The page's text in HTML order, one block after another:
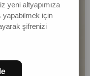
yeni altyapımıza
yapabilmek için
şifrenizi